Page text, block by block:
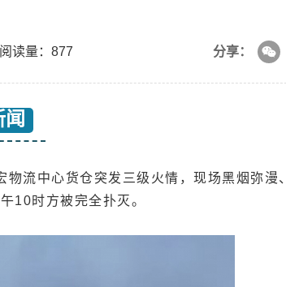
阅读量：877 分享：
闻
流中心货仓突发三级火情，现场黑烟弥漫
10时方被完全扑灭。